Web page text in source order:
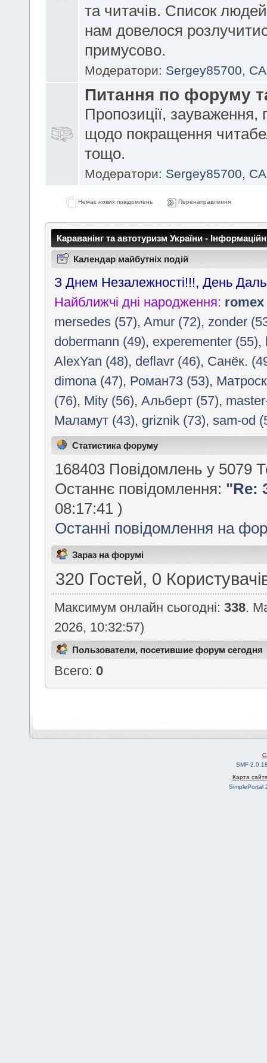
та читачів. Список
нам довелося
примусово.
Модератори: Sergey85700,
Питання по форуму
Пропозиції, зауваження,
щодо покращення
тощо.
Модератори: Sergey85700,
Немає нових повідомлень Перенаправлення
Караванінг та автотуризм України -
Календар майбутніх подій
З Днем Незалежності!!!, День
Найближчі дні народження: romex
mersedes (57),Amur (72), zonder
dobermann (49), experementer (55),
AlexYan (48), deflavr (46), Санёк.
dimona (47), Роман73 (53),
(76), Mity (56),Альберт (57),
Маламут (43), griznik (73),sam-od
Статистика форуму
168403 Повідомлень у 5079
Останнє повідомлення: "Re:
08:17:41 )
Останні повідомлення на
Зараз на форумі
320 Гостей, 0
Максимум онлайн сьогодні:338.
2026, 10:32:57)
Пользователи, посетившие форум сегодня
Всего: 0
SMF
Карта
SimplePortal